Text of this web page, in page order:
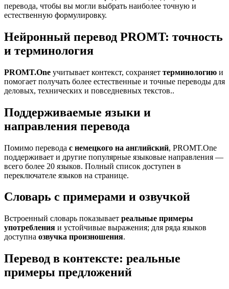
перевода, чтобы вы могли выбрать наиболее точную и
естественную формулировку.
Нейронный перевод PROMT: точность
и терминология
PROMT.One учитывает контекст, сохраняет терминологию и
помогает получать более естественные и точные переводы для
деловых, технических и повседневных текстов..
Поддерживаемые языки и
направления перевода
Помимо перевода с немецкого на английский, PROMT.One
поддерживает и другие популярные языковые направления —
всего более 20 языков. Полный список доступен в
переключателе языков на странице.
Словарь с примерами и озвучкой
Встроенный словарь показывает реальные примеры
употребления и устойчивые выражения; для ряда языков
доступна озвучка произношения.
Перевод в контексте: реальные
примеры предложений